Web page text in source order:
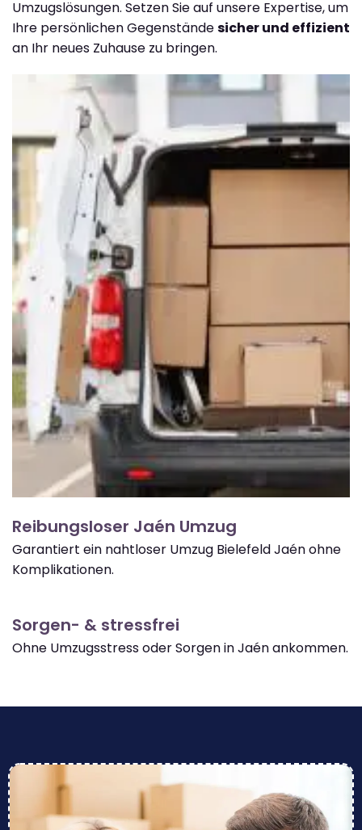
Umzugslösungen. Setzen Sie auf unsere Expertise, um
Ihre persönlichen Gegenständesicher und effizient
an Ihr neues Zuhause zu bringen.
Reibungsloser Jaén Umzug
Garantiert ein nahtloser Umzug Bielefeld Jaén ohne
Komplikationen.
Sorgen- & stressfrei
Ohne Umzugsstress oder Sorgen in Jaén ankommen.